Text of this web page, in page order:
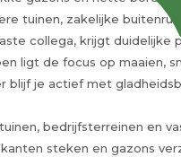
tuinen, zakelijke
collega, krijgt
ligt de focus op maaien,
blijf je actief met
bedrijfsterreinen en
kanten steken en gazons